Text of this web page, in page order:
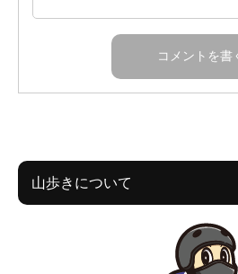
山歩きについて